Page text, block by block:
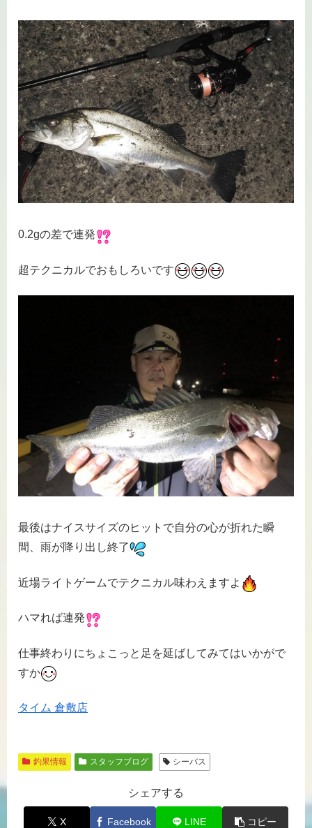
0.2gの差で連発
超テクニカルでおもしろいです
最後はナイスサイズのヒットで自分の心が折れた瞬
間、雨が降り出し終了
近場ライトゲームでテクニカル味わえますよ
ハマれば連発
仕事終わりにちょこっと足を延ばしてみてはいかがで
すか
タイム 倉敷店
釣果情報 スタッフブログ シーバス
シェアする
X Facebook LINE コピー